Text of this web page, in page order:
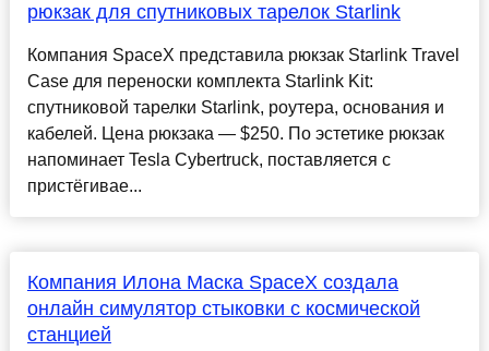
рюкзак для спутниковых тарелок Starlink
Компания SpaceX представила рюкзак Starlink Travel
Case для переноски комплекта Starlink Kit:
спутниковой тарелки Starlink, роутера, основания и
кабелей. Цена рюкзака — $250. По эстетике рюкзак
напоминает Tesla Cybertruck, поставляется с
пристёгивае...
Компания Илона Маска SpaceX создала
онлайн симулятор стыковки с космической
станцией